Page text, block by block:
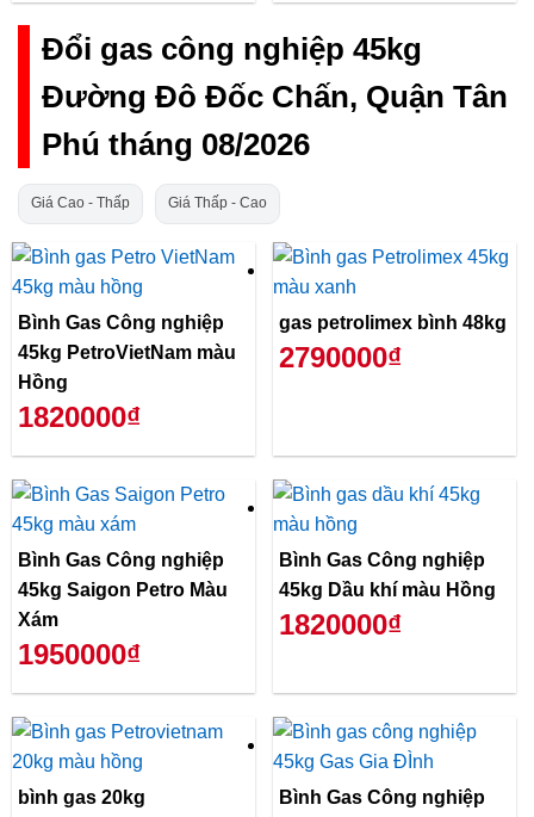
Đổi gas công nghiệp 45kg
Đường Đô Đốc Chấn, Quận Tân
Phú tháng 08/2026
Giá Cao - Thấp Giá Thấp - Cao
Bình Gas Công nghiệp
45kg PetroVietNam màu
Hồng
1820000₫
gas petrolimex bình 48kg
2790000₫
Bình Gas Công nghiệp
45kg Saigon Petro Màu
Xám
1950000₫
Bình Gas Công nghiệp
45kg Dầu khí màu Hồng
1820000₫
bình gas 20kg
Bình Gas Công nghiệp